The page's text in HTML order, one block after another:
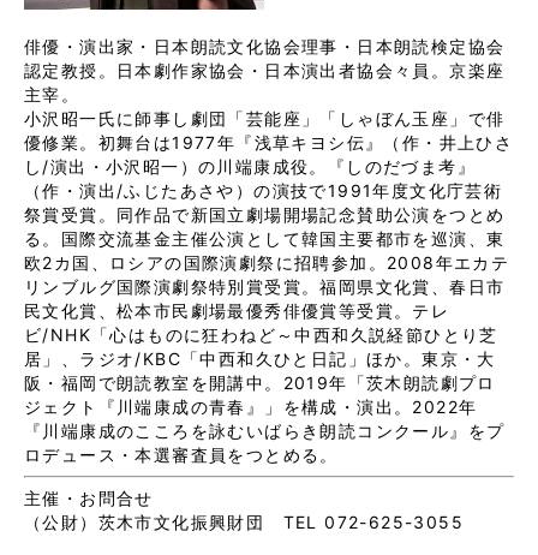
俳優・演出家・日本朗読文化協会理事・日本朗読検定協会
認定教授。日本劇作家協会・日本演出者協会々員。京楽座
主宰。
小沢昭一氏に師事し劇団「芸能座」「しゃぼん玉座」で俳
優修業。初舞台は1977年『浅草キヨシ伝』（作・井上ひさ
し/演出・小沢昭一）の川端康成役。『しのだづま考』
（作・演出/ふじたあさや）の演技で1991年度文化庁芸術
祭賞受賞。同作品で新国立劇場開場記念賛助公演をつとめ
る。国際交流基金主催公演として韓国主要都市を巡演、東
欧2カ国、ロシアの国際演劇祭に招聘参加。2008年エカテ
リンブルグ国際演劇祭特別賞受賞。福岡県文化賞、春日市
民文化賞、松本市民劇場最優秀俳優賞等受賞。テレ
ビ/NHK「心はものに狂わねど～中西和久説経節ひとり芝
居」、ラジオ/KBC「中西和久ひと日記」ほか。東京・大
阪・福岡で朗読教室を開講中。2019年「茨木朗読劇プロ
ジェクト『川端康成の青春』」を構成・演出。2022年
『川端康成のこころを詠むいばらき朗読コンクール』をプ
ロデュース・本選審査員をつとめる。
主催・お問合せ
（公財）茨木市文化振興財団 TEL 072-625-3055